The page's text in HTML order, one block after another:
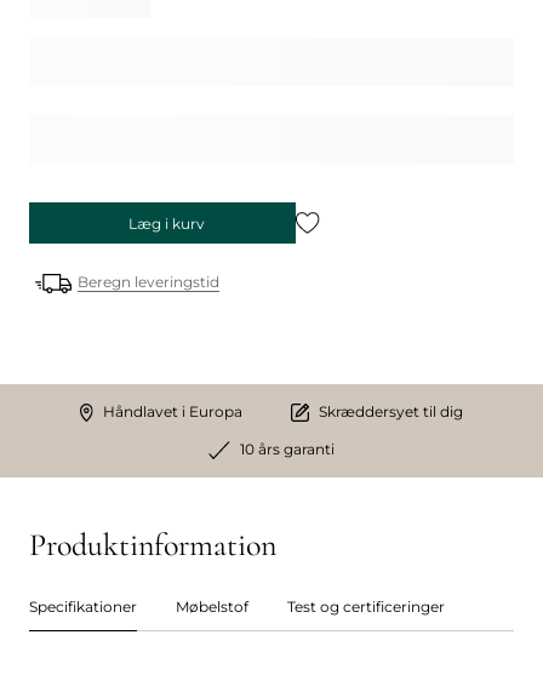
Læg i kurv
Beregn leveringstid
Håndlavet i Europa Skræddersyet til dig
10 års garanti
Produktinformation
Specifikationer Møbelstof Test og certificeringer